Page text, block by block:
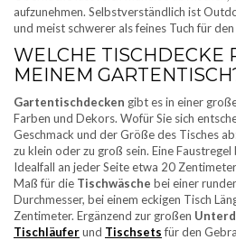
aufzunehmen. Selbstverständlich ist
und meist schwerer als feines Tuch für
WELCHE TISCHDECKE
MEINEM
Gartentischdecken gibt es in einer
Farben und Dekors. Wofür Sie sich
Geschmack und der Größe des Tisches
zu klein oder zu groß sein. Eine
Idealfall an jeder Seite etwa 20
Maß für die Tischwäsche bei einer
Durchmesser, bei einem eckigen Tisch
Zentimeter. Ergänzend zur großen
Tischläuferund Tischsetsfür den